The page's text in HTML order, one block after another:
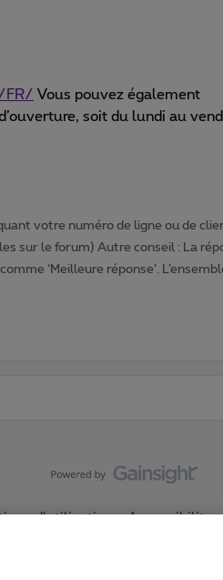
FR/ Vous pouvez également
soit du lundi au
votre numéro de ligne ou de
sur le forum) Autre conseil : La
‘Meilleure réponse’.
d'utilisation Accessibility